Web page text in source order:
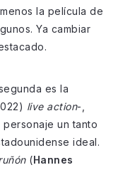
la película de
Ya cambiar
es la
live action-,
un tanto
ideal.
(Hannes